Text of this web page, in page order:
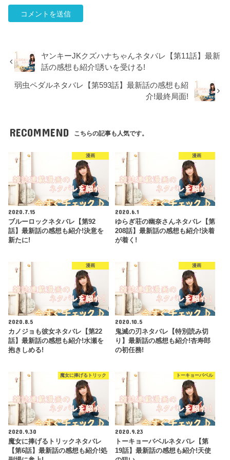
ヤンキーJKクズハナちゃんネタバレ【第11話】最新
話の感想も紹介!誘いを受ける!
弱虫ペダルネタバレ【第593話】最新話の感想も紹
介!最終局面!
RECOMMEND こちらの記事も人気です。
漫画
2020.7.15
ブルーロックネタバレ【第92
話】最新話の感想も紹介!決意を
新たに!
漫画
2020.6.1
ゆらぎ荘の幽奈さんネタバレ【第
208話】最新話の感想も紹介!決着
が着く!
漫画
2020.8.5
カノジョも彼女ネタバレ【第22
話】最新話の感想も紹介!水瀬を
抱きしめる!
漫画
2020.10.5
鬼滅の刃ネタバレ【特別読み切
り】最新話の感想も紹介!杏寿郎
の初任務!
魔女に捧げるトリック
2020.9.30
魔女に捧げるトリックネタバレ
【第6話】最新話の感想も紹介!処
トーキョーバベル
2020.9.23
トーキョーバベルネタバレ【第
19話】最新話の感想も紹介!天使